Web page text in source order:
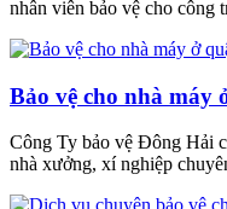
nhân viên bảo vệ cho công
Bảo vệ cho nhà máy
Công Ty bảo vệ Đông Hải
nhà xưởng, xí nghiệp